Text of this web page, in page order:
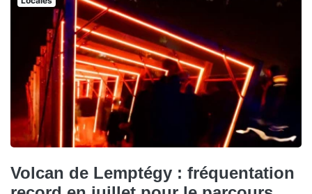
Volcan de Lemptégy : fréquentation